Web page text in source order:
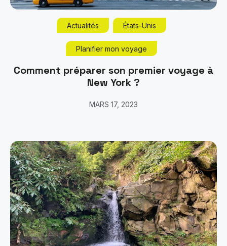
Actualités États-Unis
Planifier mon voyage
Comment préparer son premier voyage à
New York ?
MARS 17, 2023